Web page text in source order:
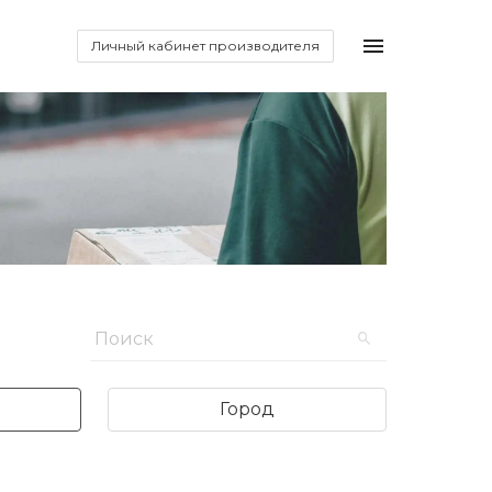
Личный кабинет производителя
Город